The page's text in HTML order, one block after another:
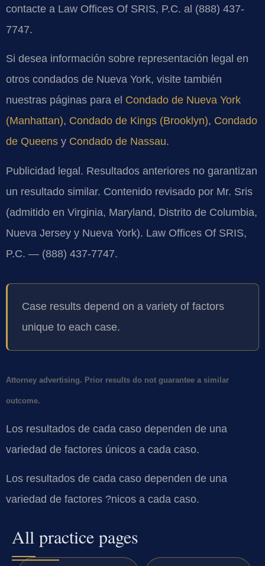
contacte a Law Offices Of SRIS, P.C. al (888) 437-
7747.
Si desea información sobre representación legal en
otros condados de Nueva York, visite también
nuestras páginas para el Condado de Nueva York
(Manhattan), Condado de Kings (Brooklyn), Condado
de Queens y Condado de Nassau.
Publicidad legal. Resultados anteriores no garantizan
un resultado similar. Contenido revisado por Mr. Sris
(admitido en Virginia, Maryland, Distrito de Columbia,
Nueva Jersey y Nueva York). Law Offices Of SRIS,
P.C. — (888) 437-7747.
Case results depend on a variety of factors
unique to each case.
Attorney advertising. Prior results do not guarantee a similar
outcome.
Los resultados de cada caso dependen de una
variedad de factores únicos a cada caso.
Los resultados de cada caso dependen de una
variedad de factores ?nicos a cada caso.
All practice pages